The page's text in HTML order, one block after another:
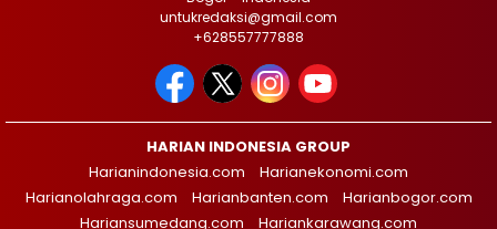
untukredaksi@gmail.com
+628557777888
HARIAN INDONESIA GROUP
Harianindonesia.com
Harianekonomi.com
Harianolahraga.com
Harianbanten.com
Harianbogor.com
Hariansumedang.com
Hariankarawang.com